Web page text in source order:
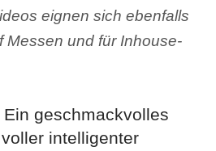
eignen sich ebenfalls
Messen und für Inhouse-
geschmackvolles
intelligenter